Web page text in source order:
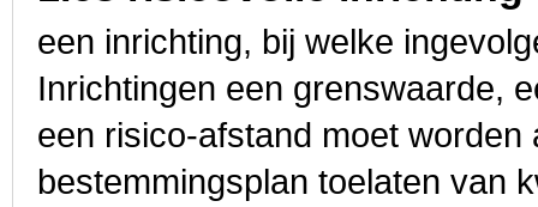
een inrichting, bij welke
Inrichtingen een grenswaarde,
een risico-afstand moet worden
bestemmingsplan toelaten van